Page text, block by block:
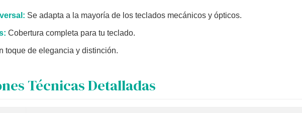
Se adapta a la mayoría de los teclados mecánicos y ópticos.
Cobertura completa para tu teclado.
toque de elegancia y distinción.
Técnicas Detalladas